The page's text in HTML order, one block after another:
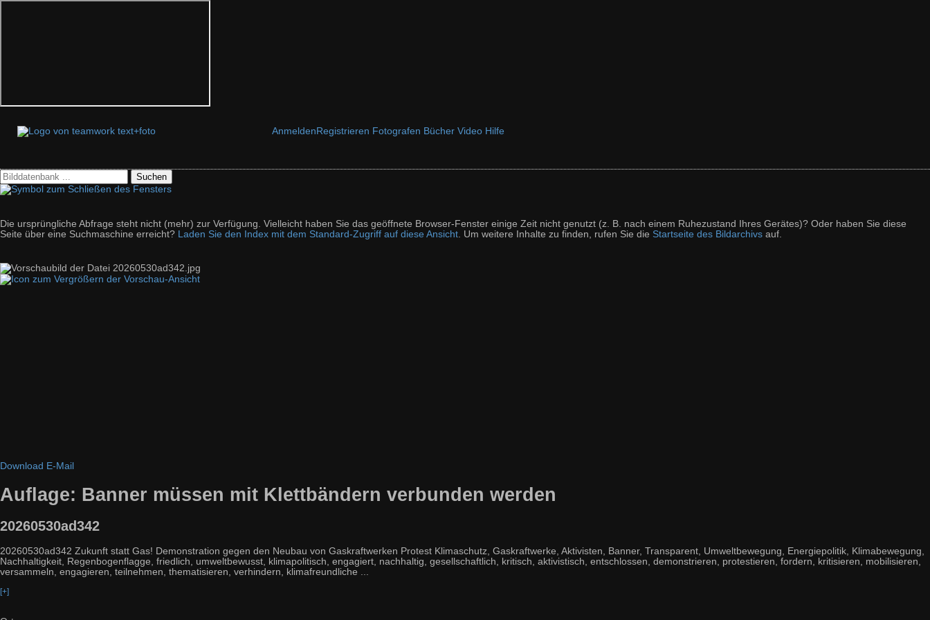
Anmelden Registrieren Fotografen Bücher Video Hilfe
Suchen
Die ursprüngliche Abfrage steht nicht (mehr) zur Verfügung. Vielleicht haben Sie das geöffnete Browser-Fenster einige Zeit nicht genutzt (z. B. nach einem Ruhezustand Ihres Gerätes)? Oder haben Sie diese
Seite über eine Suchmaschine erreicht? Laden Sie den Index mit dem Standard-Zugriff auf diese Ansicht. Um weitere Inhalte zu finden, rufen Sie die Startseite des Bildarchivs auf.
Download E-Mail
Auflage: Banner müssen mit Klettbändern verbunden werden
20260530ad342
20260530ad342 Zukunft statt Gas! Demonstration gegen den Neubau von Gaskraftwerken Protest Klimaschutz, Gaskraftwerke, Aktivisten, Banner, Transparent, Umweltbewegung, Energiepolitik, Klimabewegung,
Nachhaltigkeit, Regenbogenflagge, friedlich, umweltbewusst, klimapolitisch, engagiert, nachhaltig, gesellschaftlich, kritisch, aktivistisch, entschlossen, demonstrieren, protestieren, fordern, kritisieren, mobilisieren,
versammeln, engagieren, teilnehmen, thematisieren, verhindern, klimafreundliche ...
[+]